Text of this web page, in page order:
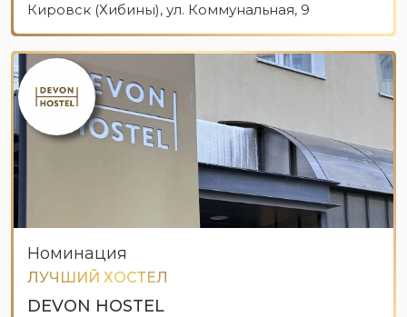
Кировск (Хибины), ул. Коммунальная, 9
Номинация
ЛУЧШИЙ ХОСТЕЛ
DEVON HOSTEL